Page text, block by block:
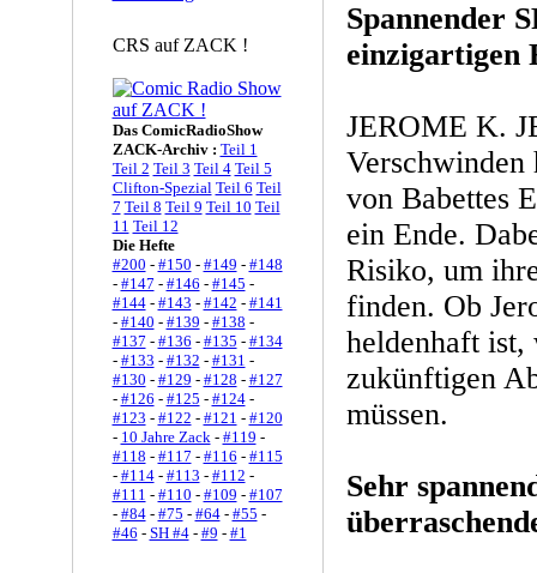
CRS auf ZACK !
Das ComicRadioShow
ZACK-Archiv : Teil 1
Teil 2 Teil 3 Teil 4 Teil 5
Clifton-Spezial Teil 6 Teil
7 Teil 8 Teil 9 Teil 10 Teil
11 Teil 12
Die Hefte
#200 - #150 - #149 - #148
- #147 - #146 - #145 -
#144- #143 - #142 - #141
- #140 - #139 - #138 -
#137 - #136 - #135 - #134
- #133 - #132 - #131 -
#130 - #129 - #128 - #127
- #126 - #125 - #124-
#123 - #122 - #121 - #120
- 10 Jahre Zack- #119 -
#118 - #117 - #116 - #115
- #114- #113 - #112 -
#111 - #110 - #109 - #107
- #84- #75 - #64- #55 -
#46 - SH #4- #9 - #1
Spannender
einzigartigen
JEROME K.
Verschwinden
von Babettes
ein Ende.
Risiko, um
finden. Ob
heldenhaft
zukünftigen
müssen.
Sehr